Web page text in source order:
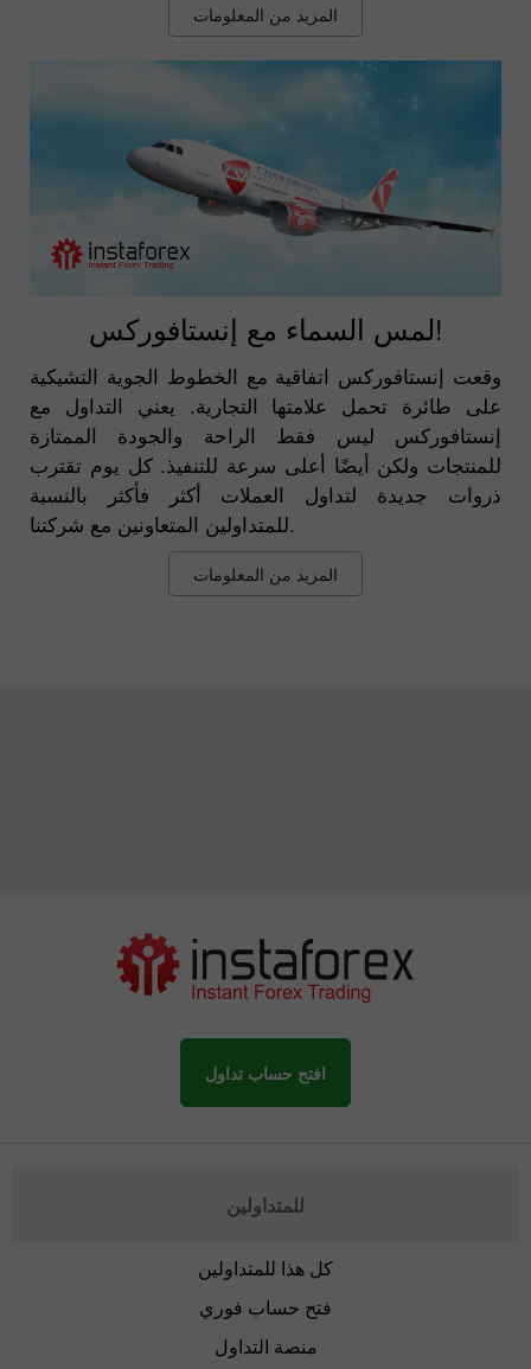
المزيد من المعلومات
لمس السماء مع إنستافوركس!
وقعت إنستافوركس اتفاقية مع الخطوط الجوية التشيكية
على طائرة تحمل علامتها التجارية. يعني التداول مع
إنستافوركس ليس فقط الراحة والجودة الممتازة
للمنتجات ولكن أيضًا أعلى سرعة للتنفيذ. كل يوم تقترب
ذروات جديدة لتداول العملات أكثر فأكثر بالنسبة
للمتداولين المتعاونين مع شركتنا.
المزيد من المعلومات
افتح حساب تداول
للمتداولين
كل هذا للمتداولين
فتح حساب فوري
منصة التداول